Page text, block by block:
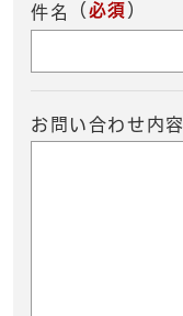
件名 （ 必須 ）
お問い合わせ内容